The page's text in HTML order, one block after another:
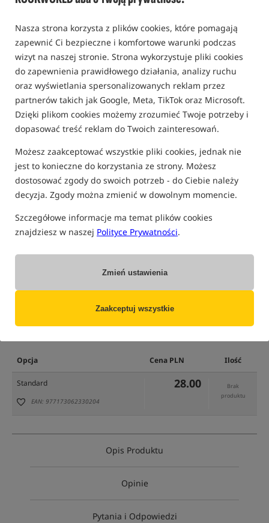
Nasza strona korzysta z plików cookies, które pomagają
zapewnić Ci bezpieczne i komfortowe warunki podczas
wizyt na naszej stronie. Strona wykorzystuje pliki cookies
do zapewnienia prawidłowego działania, analizy ruchu
oraz wyświetlania spersonalizowanych reklam przez
partnerów takich jak Google, Meta, TikTok oraz Microsoft.
Dzięki plikom cookies możemy zrozumieć Twoje potrzeby i
dopasować treść reklam do Twoich zainteresowań.
Możesz zaakceptować wszystkie pliki cookies, jednak nie
jest to konieczne do korzystania ze strony. Możesz
dostosować zgody do swoich potrzeb - do Ciebie należy
decyzja. Zgody można zmienić w dowolnym momencie.
Szczegółowe informacje ma temat plików cookies
znajdziesz w naszej Polityce Prywatności.
Zmień ustawienia
Zaakceptuj wszystkie
0 opinii
Bestseller!
tylko produkty na"naszym magazynie"
Opcja Cena PLN Ilość
Standard
EAN: 977173062330204
28.00
Brak
produktu
Opis Produktu
Opinie
Pytania i Odpowiedzi